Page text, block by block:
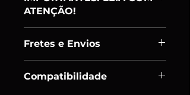
ATENÇÃO!
PRODUTO USADO;
ADQUIRIDO E TESTADO UM A UM;
SÓ DISPONIBILIZAMOS PARA
VENDA ITENS EM CONDIÇÕES DE
Fretes e Envios
após confirmação de pagamento.
Compatibilidade